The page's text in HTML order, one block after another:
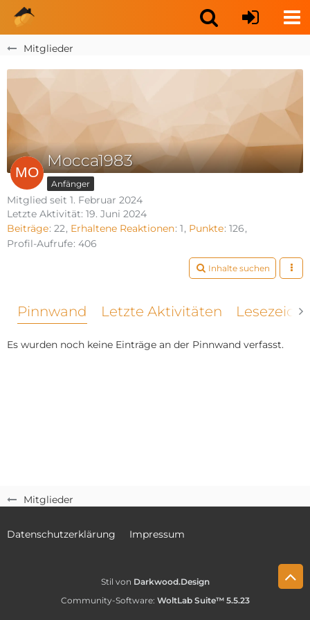
Mitglieder
Mitglieder
Mocca1983
Anfänger
Mitglied seit 1. Februar 2024
Letzte Aktivität: 19. Juni 2024
Beiträge 22 Erhaltene Reaktionen 1 Punkte 126
Profil-Aufrufe 406
Inhalte suchen
Pinnwand Letzte Aktivitäten
Es wurden noch keine Einträge an der Pinnwand verfasst.
Datenschutzerklärung Impressum
Stil von Darkwood.Design
Community-Software: WoltLab Suite™ 5.5.23